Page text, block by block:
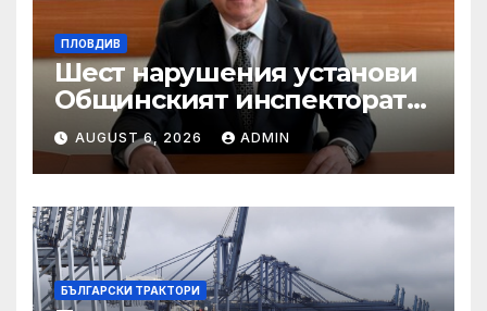
ПЛОВДИВ
Шест нарушения установи
Общинският инспекторат
при изненадваща проверка
в „Капана“
AUGUST 6, 2026 ADMIN
БЪЛГАРСКИ ТРАКТОРИ